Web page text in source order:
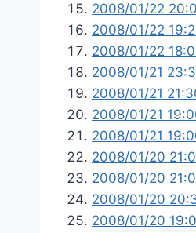
2008/01/22
2008/01/22
2008/01/22
2008/01/21
2008/01/21
2008/01/21
2008/01/21
2008/01/20
2008/01/20
2008/01/20
2008/01/20